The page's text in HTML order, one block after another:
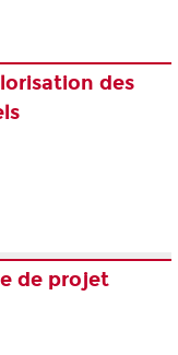
des
de projet